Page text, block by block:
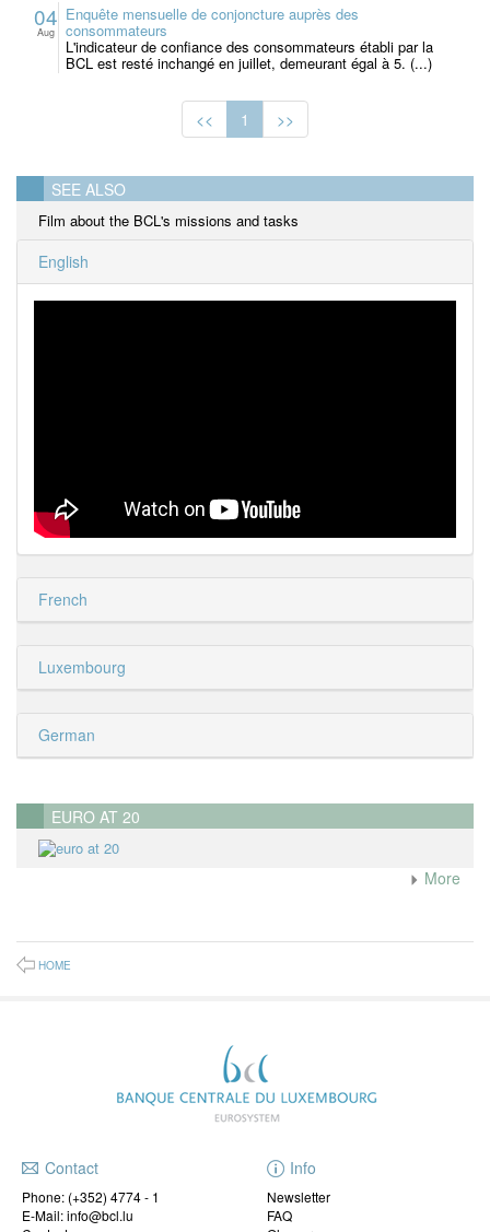
04
Aug
Enquête mensuelle de conjoncture auprès des
consommateurs
L'indicateur de confiance des consommateurs établi par la
BCL est resté inchangé en juillet, demeurant égal à 5. (...)
<< 1 >>
SEE ALSO
Film about the BCL's missions and tasks
English
French
Luxembourg
German
EURO AT 20
More
HOME
Contact
Phone: (+352) 4774 - 1
E-Mail: info@bcl.lu
Info
Newsletter
FAQ